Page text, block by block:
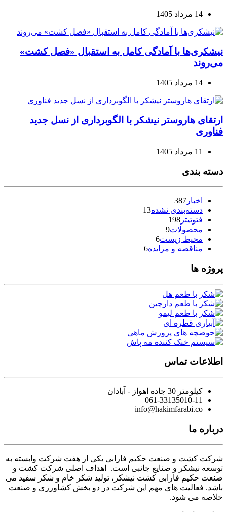
14 مرداد 1405
نیشکری‌ها با آمادگی کامل به استقبال «فصل کشت»
می‌روند
14 مرداد 1405
ارتقای هاروستر نیشکر با الگوبرداری از نسل جدید
فناوری
11 مرداد 1405
دسته بندی
اخبار 387
دسته‌بندی نشده13
فتوتیتر 198
محصولات9
محیط زیست6
مناقصه و مزایده6
پروژه ها
اطلاعات تماس
کیلومتر 30 جاده اهواز - آبادان
061-33135010-11
info@hakimfarabi.co
درباره ما
شرکت کشت و صنعت حکیم فارابی یکی از هفت شرکت وابسته به
توسعه نیشکر و صنایع جانبی است. اهداف اصلی شرکت کشت و
صنعت حکیم فارابی کشت نیشکر، تولید شکر خام و شکر سفید می
باشد. فعالیت های مهم این شرکت در دو بخش کشاورزی و صنعت
خلاصه می شود.